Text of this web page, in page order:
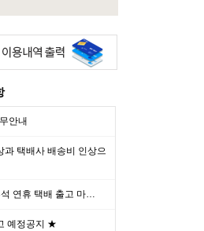
안내
과 택배사 배송비 인상으
연휴 택배 출고 마…
예정공지 ★